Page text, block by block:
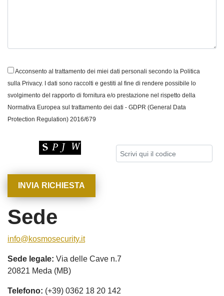
Acconsento al trattamento dei miei dati personali secondo la Politica
sulla Privacy. I dati sono raccolti e gestiti al fine di rendere possibile lo
svolgimento del rapporto di fornitura e/o prestazione nel rispetto della
Normativa Europea sul trattamento dei dati - GDPR (General Data
Protection Regulation) 2016/679
Sede
info@kosmosecurity.it
Sede legale: Via delle Cave n.7
20821 Meda (MB)
Telefono: (+39) 0362 18 20 142